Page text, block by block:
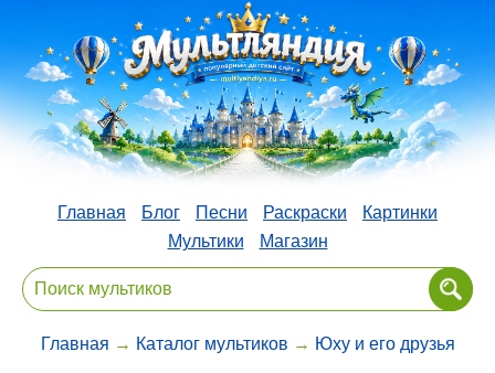
Главная Блог Песни Раскраски
Картинки
Мультики
Магазин
Главная → Каталог мультиков → Юху и его друзья